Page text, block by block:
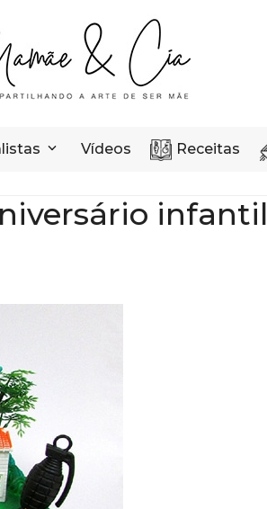
Vídeos Receitas
infantil